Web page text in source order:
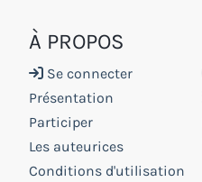
À PROPOS
Se connecter
Présentation
Participer
Les auteurices
Conditions d'utilisation